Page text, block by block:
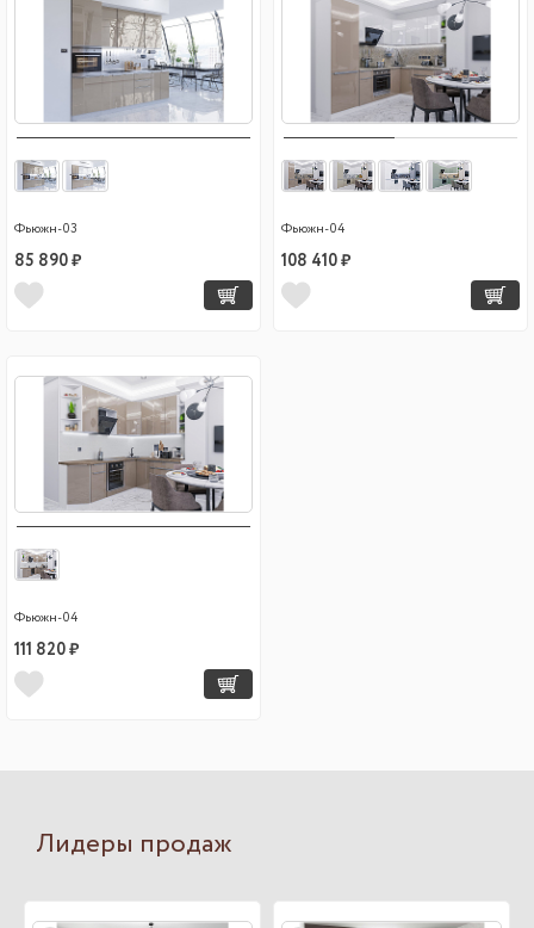
Фьюжн-03
85 890 ₽
Фьюжн-04
108 410 ₽
Фьюжн-04
111 820 ₽
Лидеры продаж